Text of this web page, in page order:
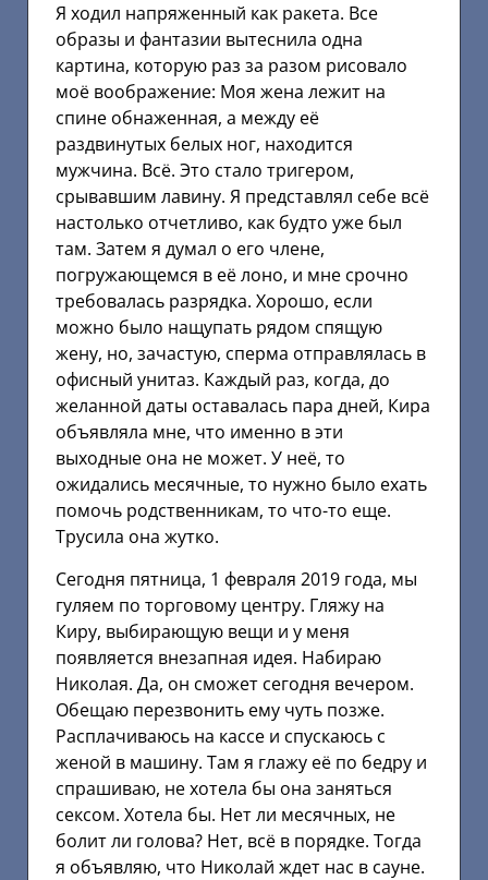
Я ходил напряженный как ракета. Все
образы и фантазии вытеснила одна
картина, которую раз за разом рисовало
моё воображение: Моя жена лежит на
спине обнаженная, а между её
раздвинутых белых ног, находится
мужчина. Всё. Это стало тригером,
срывавшим лавину. Я представлял себе всё
настолько отчетливо, как будто уже был
там. Затем я думал о его члене,
погружающемся в её лоно, и мне срочно
требовалась разрядка. Хорошо, если
можно было нащупать рядом спящую
жену, но, зачастую, сперма отправлялась в
офисный унитаз. Каждый раз, когда, до
желанной даты оставалась пара дней, Кира
объявляла мне, что именно в эти
выходные она не может. У неё, то
ожидались месячные, то нужно было ехать
помочь родственникам, то что-то еще.
Трусила она жутко.
Сегодня пятница, 1 февраля 2019 года, мы
гуляем по торговому центру. Гляжу на
Киру, выбирающую вещи и у меня
появляется внезапная идея. Набираю
Николая. Да, он сможет сегодня вечером.
Обещаю перезвонить ему чуть позже.
Расплачиваюсь на кассе и спускаюсь с
женой в машину. Там я глажу её по бедру и
спрашиваю, не хотела бы она заняться
сексом. Хотела бы. Нет ли месячных, не
болит ли голова? Нет, всё в порядке. Тогда
я объявляю, что Николай ждет нас в сауне.